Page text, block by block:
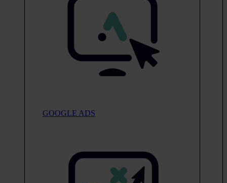
GOOGLE ADS